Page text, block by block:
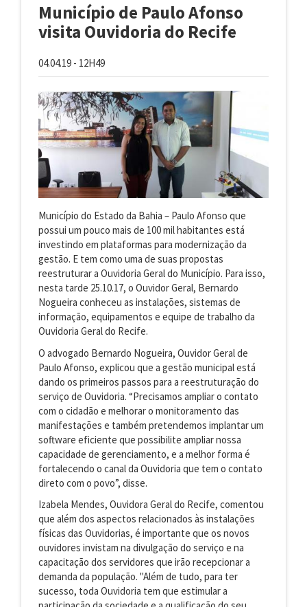
Município de Paulo Afonso
visita Ouvidoria do Recife
04.04.19 - 12H49
Município do Estado da Bahia – Paulo Afonso que
possui um pouco mais de 100 mil habitantes está
investindo em plataformas para modernização da
gestão. E tem como uma de suas propostas
reestruturar a Ouvidoria Geral do Município. Para isso,
nesta tarde 25.10.17, o Ouvidor Geral, Bernardo
Nogueira conheceu as instalações, sistemas de
informação, equipamentos e equipe de trabalho da
Ouvidoria Geral do Recife.
O advogado Bernardo Nogueira, Ouvidor Geral de
Paulo Afonso, explicou que a gestão municipal está
dando os primeiros passos para a reestruturação do
serviço de Ouvidoria. “Precisamos ampliar o contato
com o cidadão e melhorar o monitoramento das
manifestações e também pretendemos implantar um
software eficiente que possibilite ampliar nossa
capacidade de gerenciamento, e a melhor forma é
fortalecendo o canal da Ouvidoria que tem o contato
direto com o povo”, disse.
Izabela Mendes, Ouvidora Geral do Recife, comentou
que além dos aspectos relacionados às instalações
físicas das Ouvidorias, é importante que os novos
ouvidores invistam na divulgação do serviço e na
capacitação dos servidores que irão recepcionar a
demanda da população. "Além de tudo, para ter
sucesso, toda Ouvidoria tem que estimular a